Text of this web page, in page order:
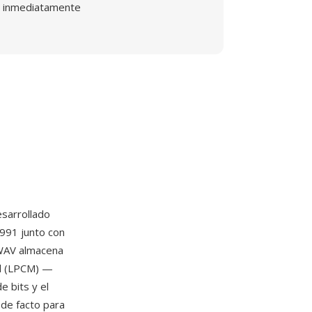
inmediatamente
junto con
almacena
(LPCM) —
bits y el
facto para